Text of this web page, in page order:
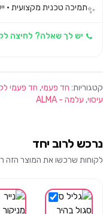
✨תמיכה טכנית מקצועית ·
יש לך שאלה? לחיצה
קטגוריות: חד פעמי, חד פעמי
עיסוי, עלמה - ALMA
נרכש לרוב יחד
לקוחות שרכשו את המוצר הזה